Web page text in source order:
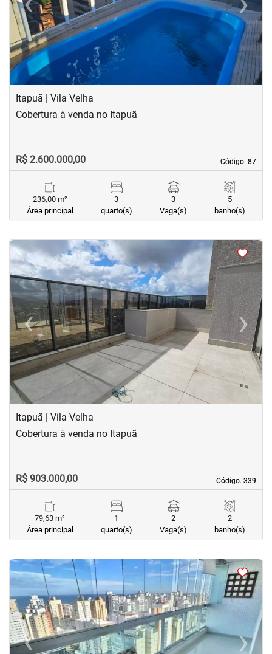
Previous Next
Itapuã | Vila Velha
Código. 87
Código. 87
Cobertura à venda no Itapuã
R$ 2.600.000,00
236,00 m²
Área principal
3
quarto(s)
3
Vaga(s)
5
banho(s)
<<<
‹Previous ›Next
Itapuã | Vila Velha
Código. 339
Código. 339
Cobertura à venda no Itapuã
R$ 903.000,00
79,63 m²
Área principal
1
quarto(s)
2
Vaga(s)
2
banho(s)
< < <<
‹Previous ›Next